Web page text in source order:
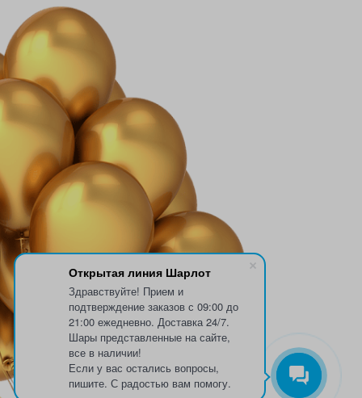
Открытая линия Шарлот
Здравствуйте! Прием и
подтверждение заказов с 09:00 до
21:00 ежедневно. Доставка 24/7.
Шары представленные на сайте,
все в наличии!
Если у вас остались вопросы,
пишите. С радостью вам помогу.